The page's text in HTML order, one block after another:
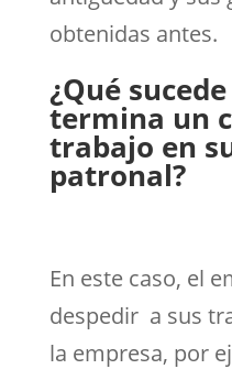
obtenidas antes.
¿Qué
termina un
trabajo en
patronal?
En este caso, el
despedir a sus
la empresa, por